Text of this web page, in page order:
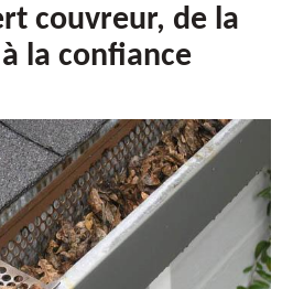
couvreur, de la
la confiance